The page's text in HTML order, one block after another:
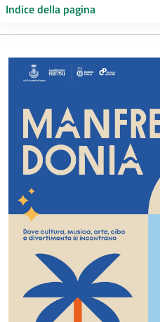
Indice della pagina